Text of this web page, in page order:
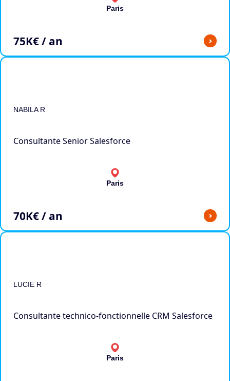
Paris
75K€ / an >
NABILA R
Consultante Senior Salesforce
Paris
70K€ / an >
LUCIE R
Consultante technico-fonctionnelle CRM Salesforce
Paris